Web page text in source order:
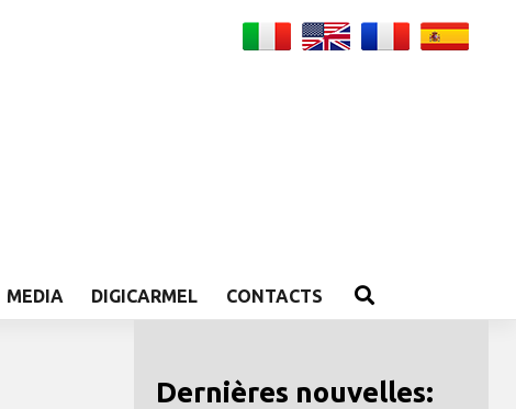
MEDIA DIGICARMEL CONTACTS
Dernières nouvelles: